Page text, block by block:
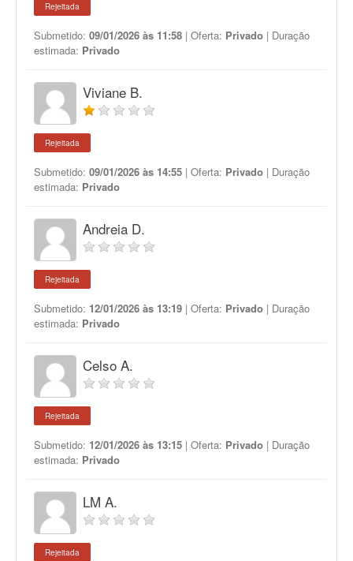
Rejeitada
Submetido: 09/01/2026 às 11:58 | Oferta: Privado | Duração
estimada: Privado
Viviane B.
Rejeitada
Submetido: 09/01/2026 às 14:55 | Oferta: Privado | Duração
estimada: Privado
Andreia D.
Rejeitada
Submetido: 12/01/2026 às 13:19 | Oferta: Privado | Duração
estimada: Privado
Celso A.
Rejeitada
Submetido: 12/01/2026 às 13:15 | Oferta: Privado | Duração
estimada: Privado
LM A.
Rejeitada